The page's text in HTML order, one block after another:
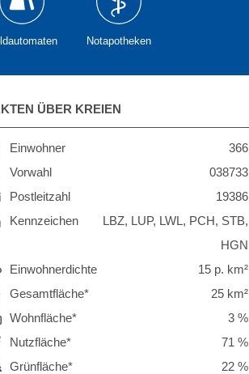
Notapotheken
ÜBER KREIEN
Einwohner
366
Vorwahl
038733
Postleitzahl
19386
Kennzeichen
LBZ, LUP, LWL, PCH, STB,
HGN
Einwohnerdichte
15 p. km²
Gesamtfläche*
25 km²
Wohnfläche*
3 %
Nutzfläche*
71 %
Grünfläche*
22 %